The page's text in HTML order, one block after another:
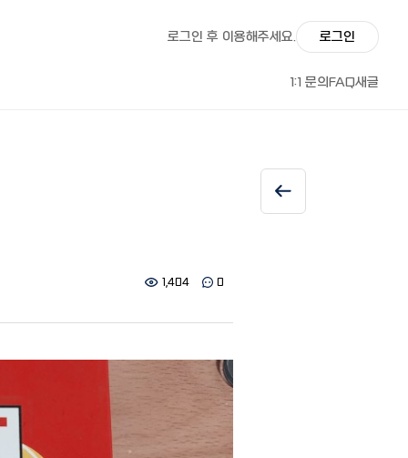
로그인 후 이용해주세요. 로그인
1:1 문의FAQ새글
1,404 0